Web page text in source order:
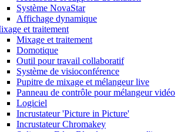
Système NovaStar
Affichage dynamique
et traitement
Mixage et traitement
Domotique
Outil pour travail collaboratif
Système de visioconférence
Pupitre de mixage et mélangeur live
Panneau de contrôle pour mélangeur vidéo
Logiciel
Incrustateur 'Picture in Picture'
Incrustateur Chromakey